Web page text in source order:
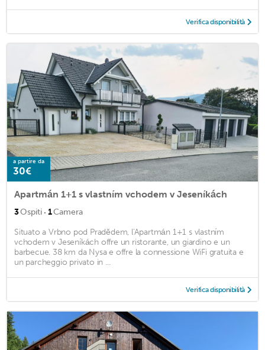
Verifica disponibilità
a partire da
30€
Apartmán 1+1 s vlastním vchodem v Jeseníkách
3Ospiti · 1Camera
Situato a Vrbno pod Pradědem, l'Apartmán 1+1 s vlastním
vchodem v Jeseníkách offre un ristorante, un giardino e un
barbecue. 38 km da Nysa e offre la connessione WiFi gratuita e
un parcheggio privato in ...
Verifica disponibilità